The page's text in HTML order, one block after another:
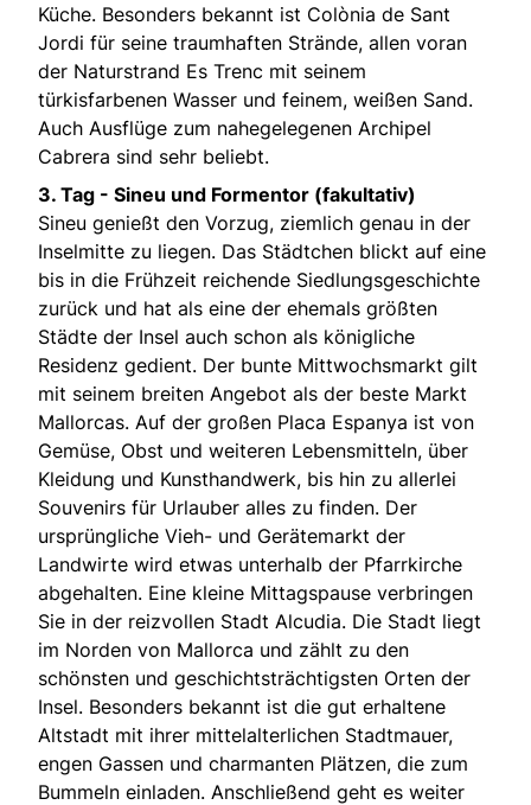
Küche. Besonders bekannt ist Colònia de Sant
Jordi für seine traumhaften Strände, allen voran
der Naturstrand Es Trenc mit seinem
türkisfarbenen Wasser und feinem, weißen Sand.
Auch Ausflüge zum nahegelegenen Archipel
Cabrera sind sehr beliebt.
3. Tag - Sineu und Formentor (fakultativ)
Sineu genießt den Vorzug, ziemlich genau in der
Inselmitte zu liegen. Das Städtchen blickt auf eine
bis in die Frühzeit reichende Siedlungsgeschichte
zurück und hat als eine der ehemals größten
Städte der Insel auch schon als königliche
Residenz gedient. Der bunte Mittwochsmarkt gilt
mit seinem breiten Angebot als der beste Markt
Mallorcas. Auf der großen Placa Espanya ist von
Gemüse, Obst und weiteren Lebensmitteln, über
Kleidung und Kunsthandwerk, bis hin zu allerlei
Souvenirs für Urlauber alles zu finden. Der
ursprüngliche Vieh- und Gerätemarkt der
Landwirte wird etwas unterhalb der Pfarrkirche
abgehalten. Eine kleine Mittagspause verbringen
Sie in der reizvollen Stadt Alcudia. Die Stadt liegt
im Norden von Mallorca und zählt zu den
schönsten und geschichtsträchtigsten Orten der
Insel. Besonders bekannt ist die gut erhaltene
Altstadt mit ihrer mittelalterlichen Stadtmauer,
engen Gassen und charmanten Plätzen, die zum
Bummeln einladen. Anschließend geht es weiter